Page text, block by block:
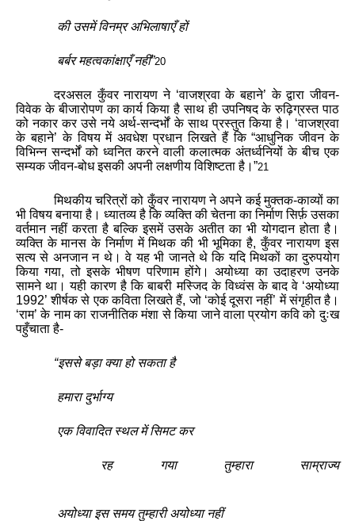
की उसमें विनम्र अभिलाषाएँ हों
बर्बर महत्वकांक्षाएँ नहीं”20
दरअसल कुँवर नारायण ने ‘वाजश्रवा के बहाने’ के द्वारा जीवन-
विवेक के बीजारोपण का कार्य किया है साथ ही उपनिषद के रुढ़िग्रस्त पाठ
को नकार कर उसे नये अर्थ-सन्दर्भों के साथ प्रस्तुत किया है। ‘वाजश्रवा
के बहाने’ के विषय में अवधेश प्रधान लिखते हैं कि“आधुनिक जीवन के
विभिन्न सन्दर्भों को ध्वनित करने वाली कलात्मक अंतर्ध्वनियों के बीच एक
सम्यक जीवन-बोध इसकी अपनी लक्षणीय विशिष्टता है । ”21
मिथकीय चरित्रों को कुँवर नारायण ने अपने कई मुक्तक-काव्यों का
भी विषय बनाया है । ध्यातव्य है कि व्यक्ति की चेतना का निर्माण सिर्फ़ उसका
वर्तमान नहीं करता है बल्कि इसमें उसके अतीत का भी योगदान होता है ।
व्यक्ति के मानस के निर्माण में मिथक की भी भूमिका है,कुँवर नारायण इस
सत्य से अनजान न थे। वे यह भी जानते थे कि यदि मिथकों का दुरुपयोग
किया गया,तो इसके भीषण परिणाम होंगे। अयोध्या का उदाहरण उनके
सामने था । यही कारण है कि बाबरी मस्जिद के विध्वंस के बाद वे ‘अयोध्या
1992’शीर्षक से एक कविता लिखते हैं,जो‘कोई दूसरा नहीं’ में संगृहीत है ।
‘राम’ के नाम का राजनीतिक मंशा से किया जाने वाला प्रयोग कवि को दुःख
पहुँचाता है-
“इससे बड़ा क्या हो सकता है
हमारा दुर्भाग्य
एक विवादित स्थल में सिमट कर
रह गया तुम्हारा साम्राज्य
अयोध्या इस समय तुम्हारी अयोध्या नहीं